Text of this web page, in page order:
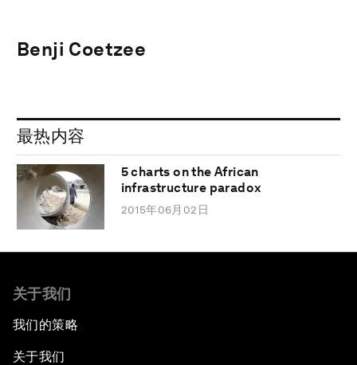
Benji Coetzee
最热内容
5 charts on the African
infrastructure paradox
2015年06月02日
关于我们
我们的策略
关于我们